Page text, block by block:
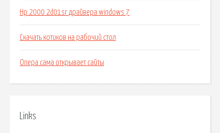
Hp 2000 2d01sr драйвера windows 7
Скачать котиков на рабочий стол
Опера сама открывает сайты
Links